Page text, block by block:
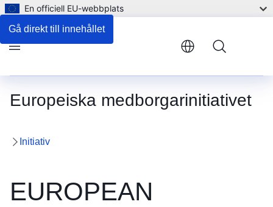
Gå direkt till innehållet
En officiell EU-webbplats
Europeiska medborgarinitiativet
Initiativ
EUROPEAN